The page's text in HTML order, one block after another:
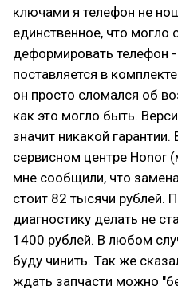
ключами я телефон не
единственное, что могло
деформировать телефон
поставляется в
он просто сломался об
как это могло быть.
значит никакой
сервисном центре Honor
мне сообщили, что
стоит 82 тысячи рублей.
диагностику делать не
1400 рублей. В любом
буду чинить. Так же
ждать запчасти можно